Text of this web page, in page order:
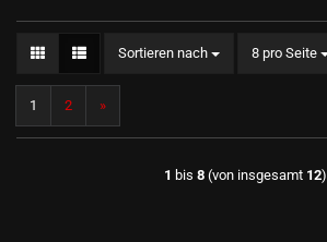
Sortieren nach
Sortieren nach 8 pro Seite
pro Seite
1 2 »
1 bis 8(von insgesamt 12)